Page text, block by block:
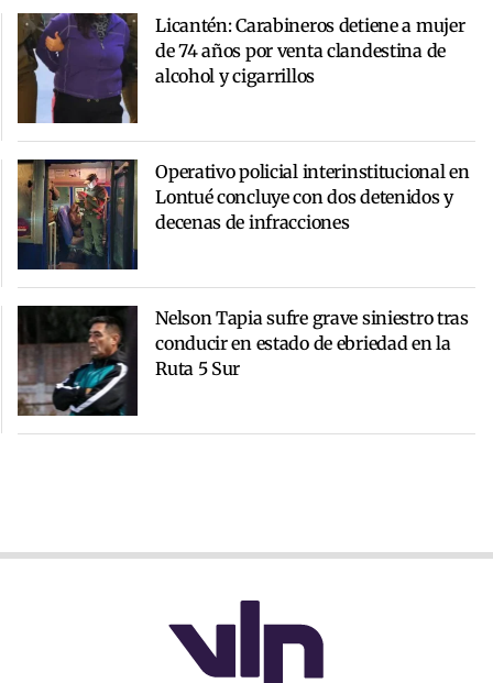
Licantén: Carabineros detiene a mujer
de 74 años por venta clandestina de
alcohol y cigarrillos
Operativo policial interinstitucional en
Lontué concluye con dos detenidos y
decenas de infracciones
Nelson Tapia sufre grave siniestro tras
conducir en estado de ebriedad en la
Ruta 5 Sur